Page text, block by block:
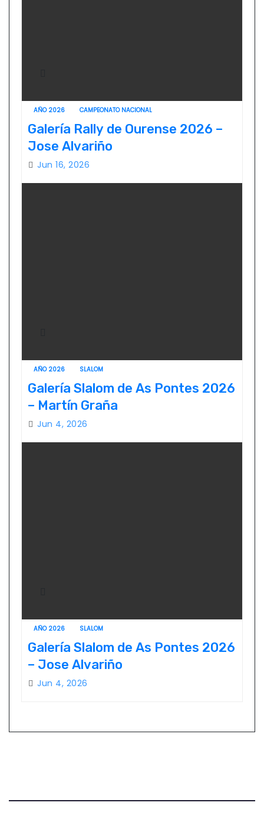
AÑO 2026 CAMPEONATO NACIONAL
Galería Rally de Ourense 2026 –
Jose Alvariño
Jun 16, 2026
AÑO 2026 SLALOM
Galería Slalom de As Pontes 2026
– Martín Graña
Jun 4, 2026
AÑO 2026 SLALOM
Galería Slalom de As Pontes 2026
– Jose Alvariño
Jun 4, 2026